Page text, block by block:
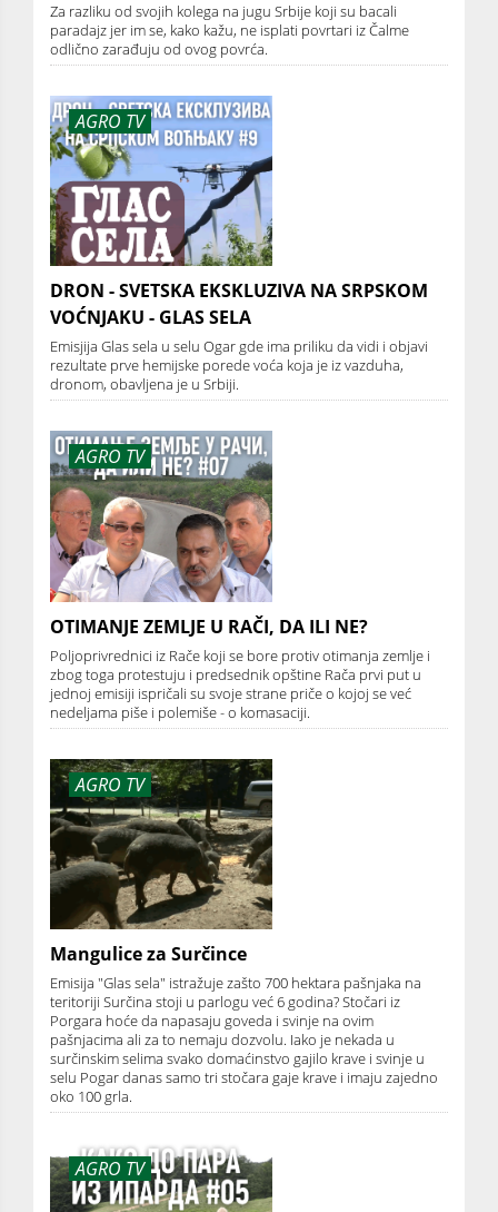
Za razliku od svojih kolega na jugu Srbije koji su bacali
paradajz jer im se, kako kažu, ne isplati povrtari iz Čalme
odlično zarađuju od ovog povrća.
AGRO TV
DRON - SVETSKA EKSKLUZIVA NA SRPSKOM
VOĆNJAKU - GLAS SELA
Emisjija Glas sela u selu Ogar gde ima priliku da vidi i objavi
rezultate prve hemijske porede voća koja je iz vazduha,
dronom, obavljena je u Srbiji.
AGRO TV
OTIMANJE ZEMLJE U RAČI, DA ILI NE?
Poljoprivrednici iz Rače koji se bore protiv otimanja zemlje i
zbog toga protestuju i predsednik opštine Rača prvi put u
jednoj emisiji ispričali su svoje strane priče o kojoj se već
nedeljama piše i polemiše - o komasaciji.
AGRO TV
Mangulice za Surčince
Emisija "Glas sela" istražuje zašto 700 hektara pašnjaka na
teritoriji Surčina stoji u parlogu već 6 godina? Stočari iz
Porgara hoće da napasaju goveda i svinje na ovim
pašnjacima ali za to nemaju dozvolu. Iako je nekada u
surčinskim selima svako domaćinstvo gajilo krave i svinje u
selu Pogar danas samo tri stočara gaje krave i imaju zajedno
oko 100 grla.
AGRO TV